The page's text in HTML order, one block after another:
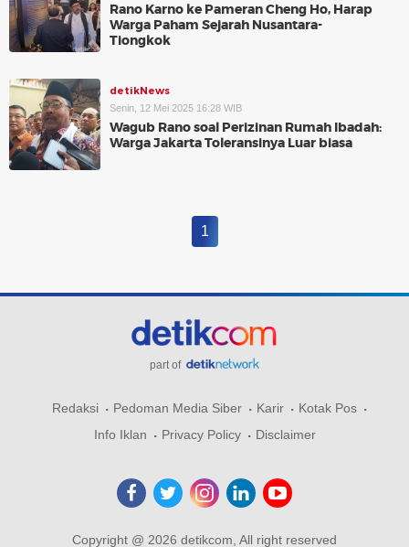
Rano Karno ke Pameran Cheng Ho, Harap
Warga Paham Sejarah Nusantara-
Tiongkok
detikNews
Senin, 12 Mei 2025 16:28 WIB
Wagub Rano soal Perizinan Rumah Ibadah:
Warga Jakarta Toleransinya Luar biasa
1
part of
Redaksi Pedoman Media Siber Karir
Kotak Pos
Info Iklan
Privacy Policy Disclaimer
Copyright @ 2026 detikcom, All right reserved